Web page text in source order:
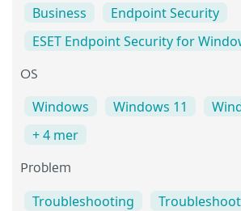
Business
Endpoint Security
ESET Endpoint Security for
OS
Windows Windows 11
+ 4 mer
Problem
Troubleshooting Troubleshoot